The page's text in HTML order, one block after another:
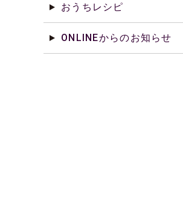
おうちレシピ
ONLINEからのお知らせ